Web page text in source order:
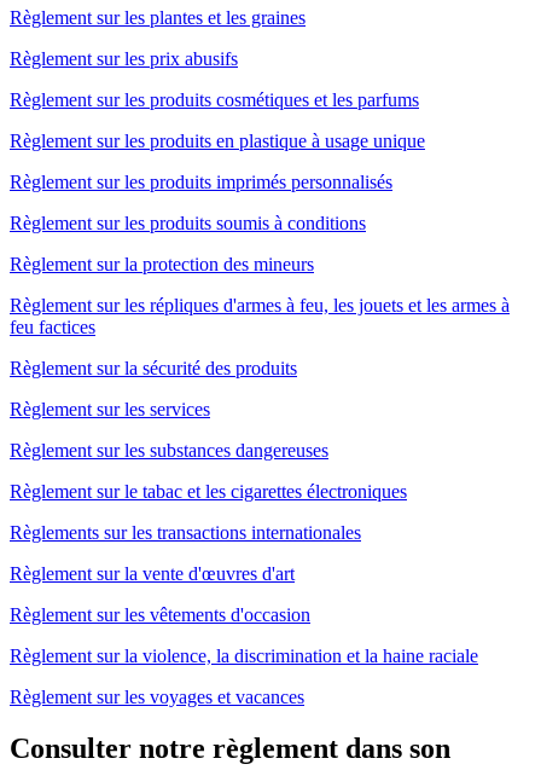
Règlement sur les plantes et les graines
Règlement sur les prix abusifs
Règlement sur les produits cosmétiques et les parfums
Règlement sur les produits en plastique à usage unique
Règlement sur les produits imprimés personnalisés
Règlement sur les produits soumis à conditions
Règlement sur la protection des mineurs
Règlement sur les répliques d'armes à feu, les jouets et les armes à
feu factices
Règlement sur la sécurité des produits
Règlement sur les services
Règlement sur les substances dangereuses
Règlement sur le tabac et les cigarettes électroniques
Règlements sur les transactions internationales
Règlement sur la vente d'œuvres d'art
Règlement sur les vêtements d'occasion
Règlement sur la violence, la discrimination et la haine raciale
Règlement sur les voyages et vacances
Consulter notre règlement dans son